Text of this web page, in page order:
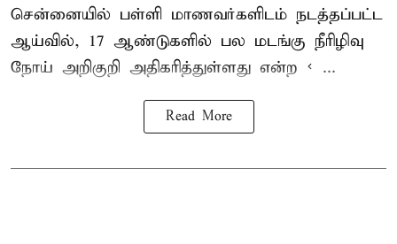
சென்னையில் பள்ளி மாணவர்களிடம் நடத்தப்பட்ட
ஆய்வில், 17 ஆண்டுகளில் பல மடங்கு நீரிழிவு
நோய் அறிகுறி அதிகரித்துள்ளது என்ற < ...
Read More